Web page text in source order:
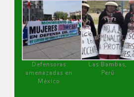
Defensoras
amenazadas en
México
Las Bambas,
Perú